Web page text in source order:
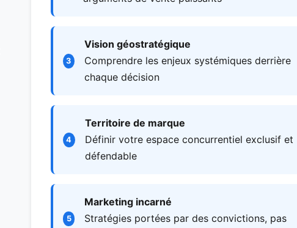
3
Vision géostratégique
Comprendre les enjeux systémiques derrière
chaque décision
4
Territoire de marque
Définir votre espace concurrentiel exclusif et
défendable
5
Marketing incarné
Stratégies portées par des convictions, pas